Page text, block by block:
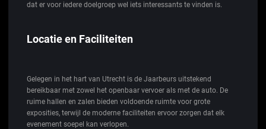
dat er voor iedere doelgroep wel iets interessants te vinden is.
Locatie en Faciliteiten
Gelegen in het hart van Utrecht is de Jaarbeurs uitstekend
bereikbaar met zowel het openbaar vervoer als met de auto. De
ruime hallen en zalen bieden voldoende ruimte voor grote
exposities, terwijl de moderne faciliteiten ervoor zorgen dat elk
evenement soepel kan verlopen.